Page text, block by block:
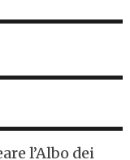
l’Albo dei